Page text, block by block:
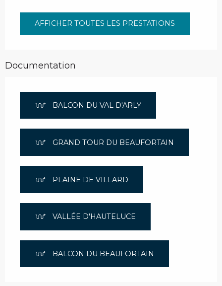
AFFICHER TOUTES LES PRESTATIONS
Documentation
BALCON DU VAL D'ARLY
GRAND TOUR DU BEAUFORTAIN
PLAINE DE VILLARD
VALLÉE D'HAUTELUCE
BALCON DU BEAUFORTAIN